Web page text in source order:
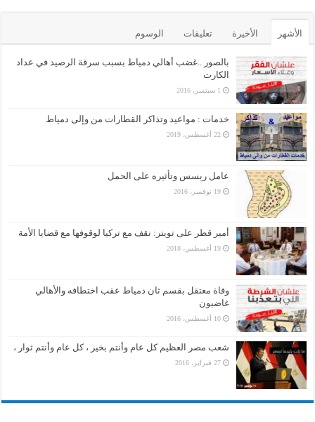
الأشهر الأخيرة تعليقات الوسوم
بالصور ..غضب أهالي دمياط بسبب سرقة الرصيد في عداد
الكارت
1 سبتمبر، 2016
خدمات : مواعيد وتذاكر القطارات من وإلى دمياط
22 أغسطس، 2019
عامل ريسس وتأثيره على الحمل
19 نوفمبر، 2016
أمير قطر على تويتر: نقف مع تركيا لوقوفها مع قضايا الأمة
19 أغسطس، 2018
وفاة معتقل بقسم ثان دمياط عقب اختطافه والأهالي
غاضبون
10 أغسطس، 2016
شعب مصر العظيم كل عام وأنتم بخير ، كل عام وأنتم ثوار ،
27 فبراير، 2016